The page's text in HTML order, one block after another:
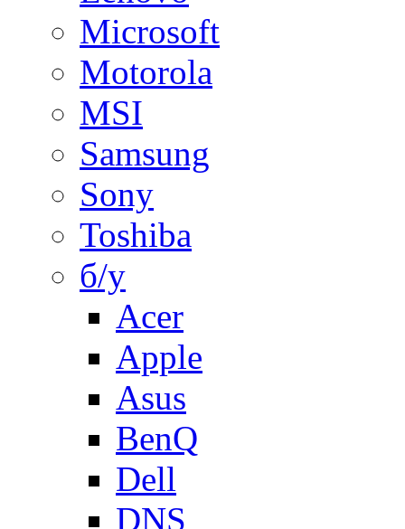
Microsoft
Motorola
MSI
Samsung
Sony
Toshiba
б/у
Acer
Apple
Asus
BenQ
Dell
DNS